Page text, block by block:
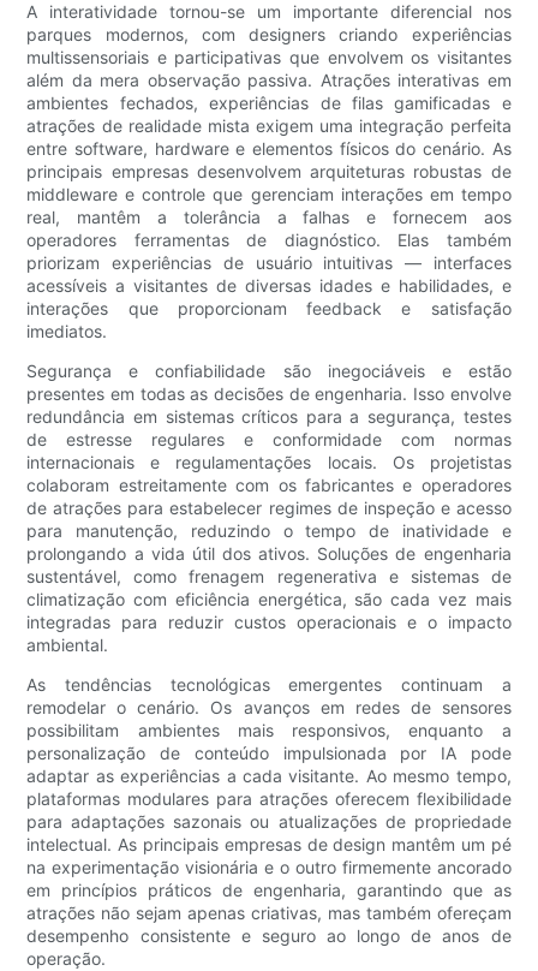
A interatividade tornou-se um importante diferencial nos
parques modernos, com designers criando experiências
multissensoriais e participativas que envolvem os visitantes
além da mera observação passiva. Atrações interativas em
ambientes fechados, experiências de filas gamificadas e
atrações de realidade mista exigem uma integração perfeita
entre software, hardware e elementos físicos do cenário. As
principais empresas desenvolvem arquiteturas robustas de
middleware e controle que gerenciam interações em tempo
real, mantêm a tolerância a falhas e fornecem aos
operadores ferramentas de diagnóstico. Elas também
priorizam experiências de usuário intuitivas — interfaces
acessíveis a visitantes de diversas idades e habilidades, e
interações que proporcionam feedback e satisfação
imediatos.
Segurança e confiabilidade são inegociáveis ​​e estão
presentes em todas as decisões de engenharia. Isso envolve
redundância em sistemas críticos para a segurança, testes
de estresse regulares e conformidade com normas
internacionais e regulamentações locais. Os projetistas
colaboram estreitamente com os fabricantes e operadores
de atrações para estabelecer regimes de inspeção e acesso
para manutenção, reduzindo o tempo de inatividade e
prolongando a vida útil dos ativos. Soluções de engenharia
sustentável, como frenagem regenerativa e sistemas de
climatização com eficiência energética, são cada vez mais
integradas para reduzir custos operacionais e o impacto
ambiental.
As tendências tecnológicas emergentes continuam a
remodelar o cenário. Os avanços em redes de sensores
possibilitam ambientes mais responsivos, enquanto a
personalização de conteúdo impulsionada por IA pode
adaptar as experiências a cada visitante. Ao mesmo tempo,
plataformas modulares para atrações oferecem flexibilidade
para adaptações sazonais ou atualizações de propriedade
intelectual. As principais empresas de design mantêm um pé
na experimentação visionária e o outro firmemente ancorado
em princípios práticos de engenharia, garantindo que as
atrações não sejam apenas criativas, mas também ofereçam
desempenho consistente e seguro ao longo de anos de
operação.